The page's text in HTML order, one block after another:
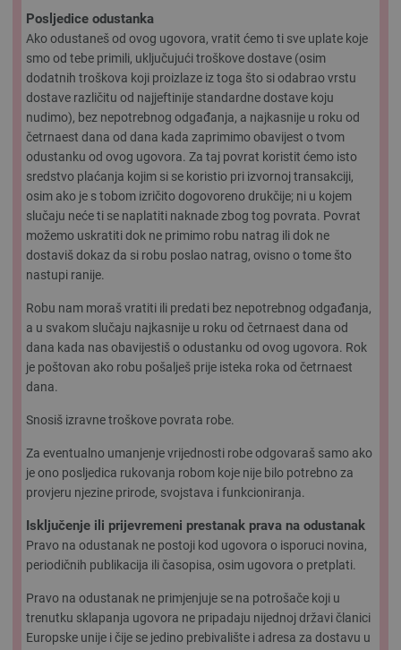
Posljedice odustanka
Ako odustaneš od ovog ugovora, vratit ćemo ti sve uplate koje
smo od tebe primili, uključujući troškove dostave (osim
dodatnih troškova koji proizlaze iz toga što si odabrao vrstu
dostave različitu od najjeftinije standardne dostave koju
nudimo), bez nepotrebnog odgađanja, a najkasnije u roku od
četrnaest dana od dana kada zaprimimo obavijest o tvom
odustanku od ovog ugovora. Za taj povrat koristit ćemo isto
sredstvo plaćanja kojim si se koristio pri izvornoj transakciji,
osim ako je s tobom izričito dogovoreno drukčije; ni u kojem
slučaju neće ti se naplatiti naknade zbog tog povrata. Povrat
možemo uskratiti dok ne primimo robu natrag ili dok ne
dostaviš dokaz da si robu poslao natrag, ovisno o tome što
nastupi ranije.
Robu nam moraš vratiti ili predati bez nepotrebnog odgađanja,
a u svakom slučaju najkasnije u roku od četrnaest dana od
dana kada nas obavijestiš o odustanku od ovog ugovora. Rok
je poštovan ako robu pošalješ prije isteka roka od četrnaest
dana.
Snosiš izravne troškove povrata robe.
Za eventualno umanjenje vrijednosti robe odgovaraš samo ako
je ono posljedica rukovanja robom koje nije bilo potrebno za
provjeru njezine prirode, svojstava i funkcioniranja.
Isključenje ili prijevremeni prestanak prava na odustanak
Pravo na odustanak ne postoji kod ugovora o isporuci novina,
periodičnih publikacija ili časopisa, osim ugovora o pretplati.
Pravo na odustanak ne primjenjuje se na potrošače koji u
trenutku sklapanja ugovora ne pripadaju nijednoj državi članici
Europske unije i čije se jedino prebivalište i adresa za dostavu u